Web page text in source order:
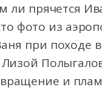
ли прячется
фото из
при походе
Лизой
и